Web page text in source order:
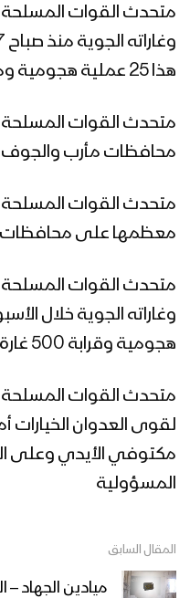
متحدث القوات
هذا 25 عملية هجومية ومحاولة تسلل
متحدث القوات
محافظات مأرب والجوف
معظمها على محافظات
متحدث القوات
هجومية وقرابة 500 غارة
متحدث القوات المسلحة:
لقوى العدوان
مكتوفي الأيدي وعلى
المسؤولية
المقال السابق
ميادين الجهاد